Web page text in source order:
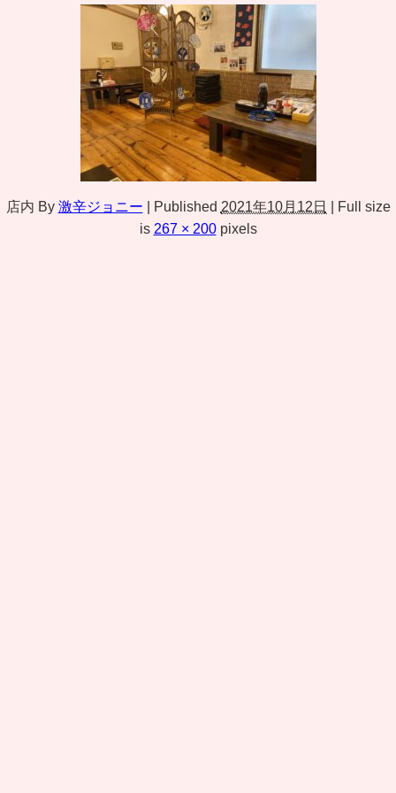
店内 By 激辛ジョニー Published 2021年10月12日
Full size
is 267 × 200pixels